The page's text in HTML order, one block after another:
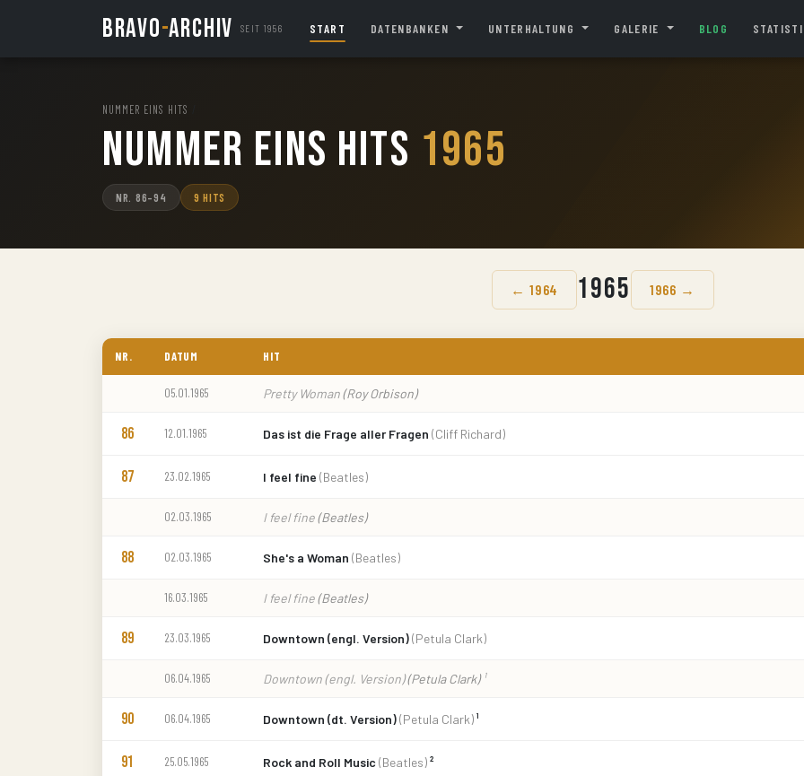
BRAVO-ARCHIV SEIT 1956 START DATENBANKEN UNTERHALTUNG GALERIE BLOG
NUMMER EINS HITS
Nummer Eins Hits 1965
NR. 86–94 9 HITS
← 1964 1965 1966 →
NR. DATUM HIT
05.01.1965 Pretty Woman(Roy Orbison)
86 12.01.1965 Das ist die Frage aller Fragen (Cliff Richard)
87 23.02.1965 I feel fine (Beatles)
02.03.1965 I feel fine(Beatles)
88 02.03.1965 She's a Woman (Beatles)
16.03.1965 I feel fine(Beatles)
89 23.03.1965 Downtown (engl. Version)(Petula Clark)
06.04.1965 Downtown (engl. Version)(Petula Clark)¹
90 06.04.1965 Downtown (dt. Version)(Petula Clark)¹
91 25.05.1965 Rock and Roll Music (Beatles)²